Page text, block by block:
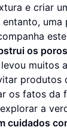
e criar
uma
os
muitos
produtos
os fatos da
a
cuidados